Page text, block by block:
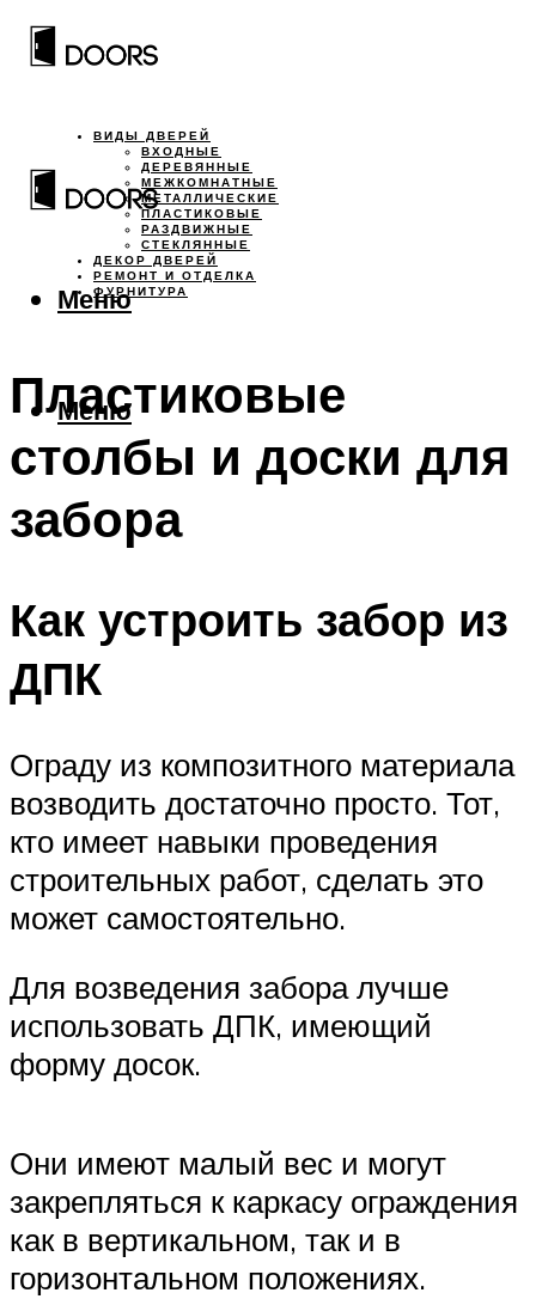
ВИДЫ ДВЕРЕЙ
ВХОДНЫЕ
ДЕРЕВЯННЫЕ
МЕЖКОМНАТНЫЕ
МЕТАЛЛИЧЕСКИЕ
ПЛАСТИКОВЫЕ
РАЗДВИЖНЫЕ
СТЕКЛЯННЫЕ
ДЕКОР ДВЕРЕЙ
РЕМОНТ И ОТДЕЛКА
ФУРНИТУРА
Меню
Меню
Пластиковые
столбы и доски для
забора
Как устроить забор из
ДПК
Ограду из композитного материала
возводить достаточно просто. Тот,
кто имеет навыки проведения
строительных работ, сделать это
может самостоятельно.
Для возведения забора лучше
использовать ДПК, имеющий
форму досок.
Они имеют малый вес и могут
закрепляться к каркасу ограждения
как в вертикальном, так и в
горизонтальном положениях.